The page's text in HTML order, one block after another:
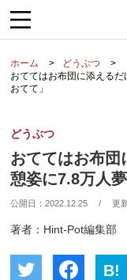
ホーム
どうぶつ
おててはお布団に添える
おてて」
どうぶつ
おててはお布
憩姿に7.8万人
公開日：2022.12.25 / 更
著者：Hint-Pot編集部
B!